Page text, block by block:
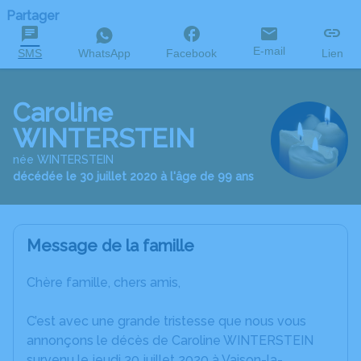
Partager
SMS WhatsApp Facebook E-mail Lien
Caroline
WINTERSTEIN
née WINTERSTEIN
décédée le 30 juillet 2020 à l'âge de 99 ans
Message de la famille
Chère famille, chers amis,
C’est avec une grande tristesse que nous vous
annonçons le décès de Caroline WINTERSTEIN